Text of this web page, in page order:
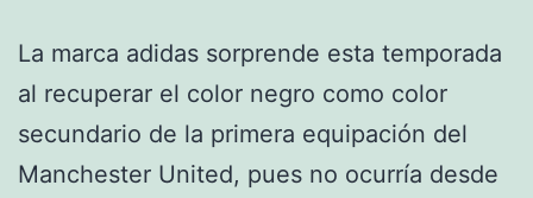
La marca adidas sorprende esta temporada
al recuperar el color negro como color
secundario de la primera equipación del
Manchester United, pues no ocurría desde